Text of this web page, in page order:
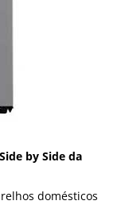
by Side da
domésticos